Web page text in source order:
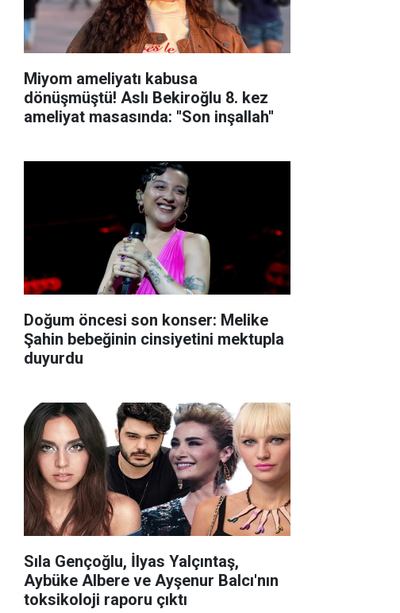
Miyom ameliyatı kabusa
dönüşmüştü! Aslı Bekiroğlu 8. kez
ameliyat masasında: ''Son inşallah''
Doğum öncesi son konser: Melike
Şahin bebeğinin cinsiyetini mektupla
duyurdu
Sıla Gençoğlu, İlyas Yalçıntaş,
Aybüke Albere ve Ayşenur Balcı'nın
toksikoloji raporu çıktı